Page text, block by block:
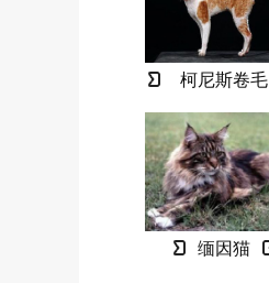
柯尼斯卷毛
缅因猫